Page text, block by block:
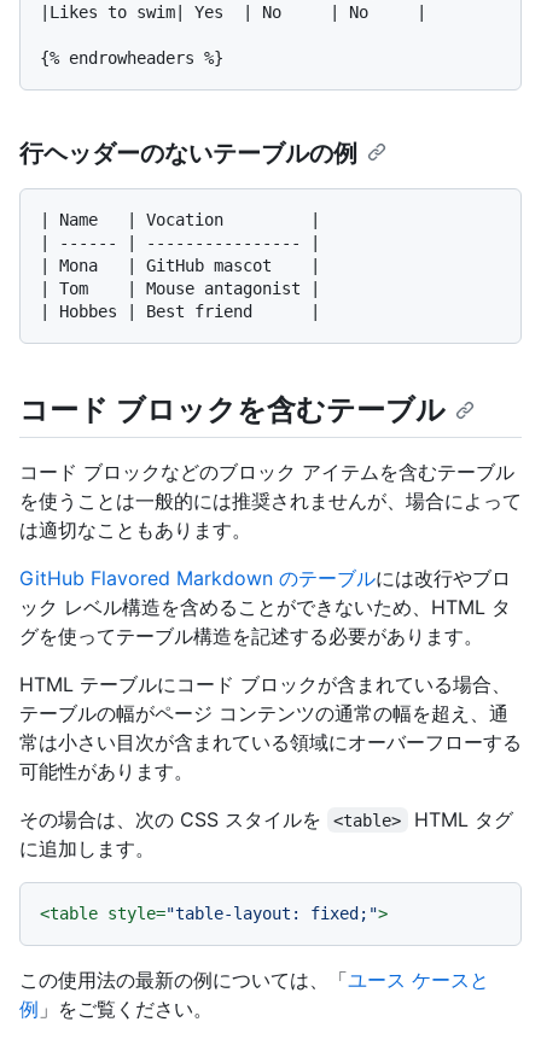
|Likes to swim| Yes  | No     | No     |
行ヘッダーのないテーブルの例
| Name   | Vocation         |
| ------ | ---------------- |
| Mona   | GitHub mascot    |
| Tom    | Mouse antagonist |
コード ブロックを含むテーブル
コード ブロックなどのブロック アイテムを含むテーブル
を使うことは一般的には推奨されませんが、場合によって
は適切なこともあります。
GitHub Flavored Markdown のテーブルには改行やブロ
ック レベル構造を含めることができないため、HTML タ
グを使ってテーブル構造を記述する必要があります。
HTML テーブルにコード ブロックが含まれている場合、
テーブルの幅がページ コンテンツの通常の幅を超え、通
常は小さい目次が含まれている領域にオーバーフローする
可能性があります。
その場合は、次の CSS スタイルを
<table>
HTML タグ
に追加します。
<table style="table-layout: fixed;">
この使用法の最新の例については、「ユース ケースと
例 」をご覧ください。